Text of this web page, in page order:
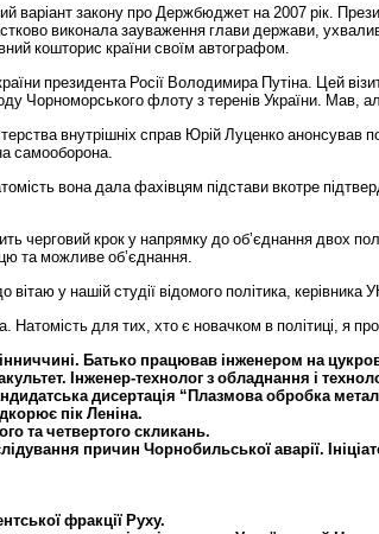
варіант закону про Держбюджет на 2007 рік.
виконала зауваження глави держави,
кошторис країни своїм автографом.
президента Росії Володимира Путіна. Цей
Чорноморського флоту з теренів України. Мав,
внутрішніх справ Юрій Луценко анонсував
самооборона.
вона дала фахівцям підстави вкотре
черговий крок у напрямку до об’єднання двох
та можливе об’єднання.
вітаю у нашій студії відомого політика, керівника
. Натомість для тих, хто є новачком в політиці, я
. Батько працював інженером на
. Інженер-технолог з обладнання і
дисертація “ Плазмова обробка
пік Леніна.
та четвертого скликань.
причин Чорнобильської аварії.
фракції Руху.